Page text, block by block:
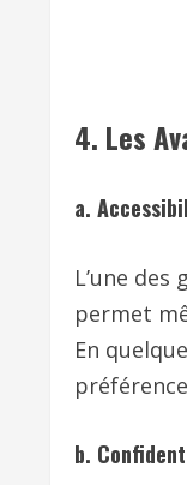
4. Les
a.
L’une des
permet
En
b.